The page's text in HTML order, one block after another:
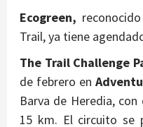
Ecogreen,
Trail, ya tiene
The Trail Challenge
de febrero en
Barva de Heredia,
15 km. El circuito se